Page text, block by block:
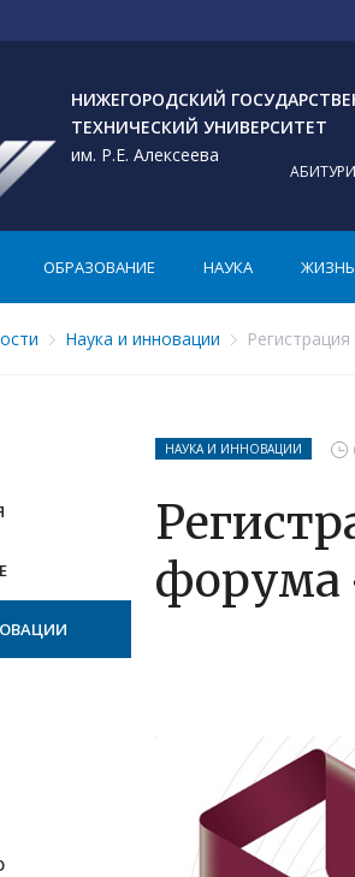
НИЖЕГОРОДСКИЙ
ТЕХНИЧЕСКИЙ УНИВЕРСИТЕТ
им. Р.Е. Алексеева
ОБРАЗОВАНИЕ НАУКА ЖИЗНЬ
Наука и инновации
НАУКА И ИННОВАЦИИ
форума